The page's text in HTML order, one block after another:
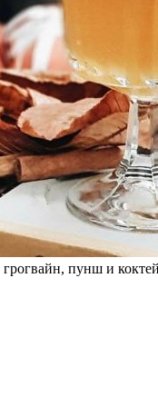
грогвайн, пунш и